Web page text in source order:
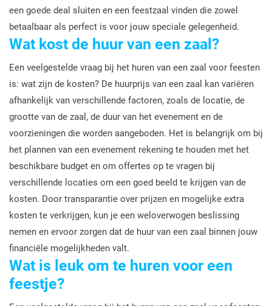
een goede deal sluiten en een feestzaal vinden die zowel
betaalbaar als perfect is voor jouw speciale gelegenheid.
Wat kost de huur van een zaal?
Een veelgestelde vraag bij het huren van een zaal voor feesten
is: wat zijn de kosten? De huurprijs van een zaal kan variëren
afhankelijk van verschillende factoren, zoals de locatie, de
grootte van de zaal, de duur van het evenement en de
voorzieningen die worden aangeboden. Het is belangrijk om bij
het plannen van een evenement rekening te houden met het
beschikbare budget en om offertes op te vragen bij
verschillende locaties om een goed beeld te krijgen van de
kosten. Door transparantie over prijzen en mogelijke extra
kosten te verkrijgen, kun je een weloverwogen beslissing
nemen en ervoor zorgen dat de huur van een zaal binnen jouw
financiële mogelijkheden valt.
Wat is leuk om te huren voor een
feestje?